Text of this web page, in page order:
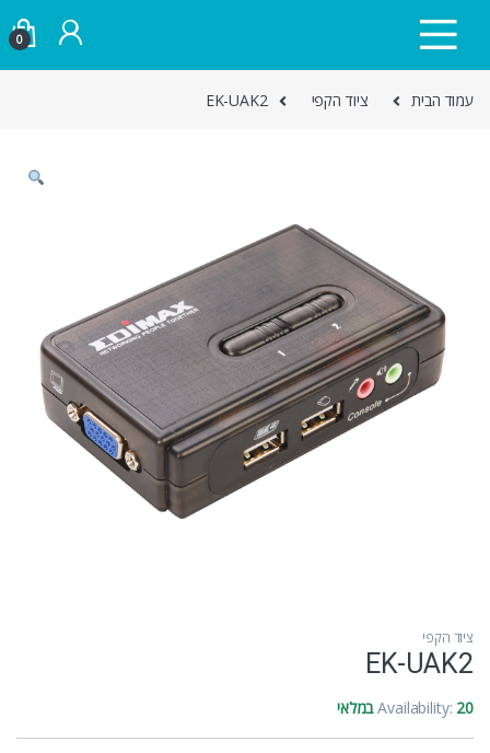
0
עמוד הבית ציוד הקפי EK-UAK2
ציוד הקפי
EK-UAK2
Availability: 20 במלאי